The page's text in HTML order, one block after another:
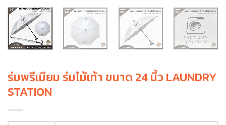
ร่มพรีเมียม ร่มไม้เท้า ขนาด 24 นิ้ว LAUNDRY
STATION